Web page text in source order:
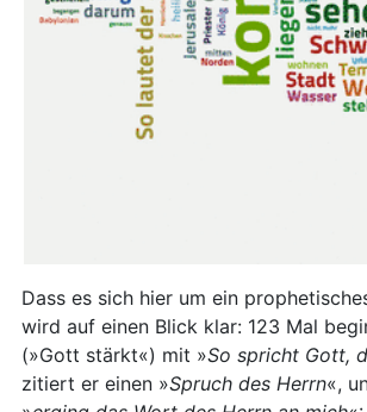
Dass es sich hier um ein
wird auf einen Blick klar: 123 Mal
(»Gott stärkt«) mit »So spricht Gott,
zitiert er einen »Spruch des Herrn«,